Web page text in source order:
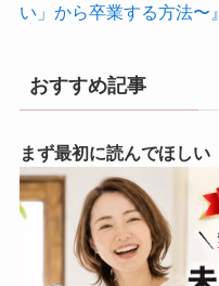
い」から卒業する方法〜』
おすすめ記事
まず最初に読んでほしい